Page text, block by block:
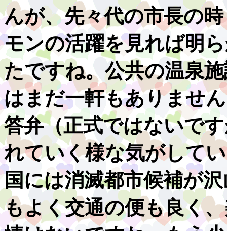
んが、先々代の市長の
モンの活躍を見れば明
たですね。公共の温泉
はまだ一軒もありませ
答弁（正式ではないで
れていく様な気がして
国には消滅都市候補が
もよく交通の便も良く